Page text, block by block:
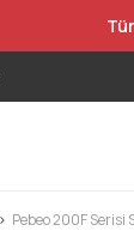
Pebeo 200F Serisi